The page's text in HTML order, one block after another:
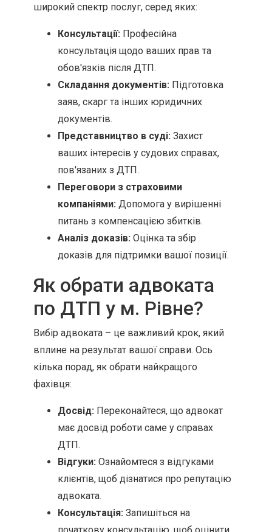
широкий спектр послуг, серед яких:
Консультації: Професійна
консультація щодо ваших прав та
обов'язків після ДТП.
Складання документів: Підготовка
заяв, скарг та інших юридичних
документів.
Представництво в суді: Захист
ваших інтересів у судових справах,
пов'язаних з ДТП.
Переговори з страховими
компаніями: Допомога у вирішенні
питань з компенсацією збитків.
Аналіз доказів: Оцінка та збір
доказів для підтримки вашої позиції.
Як обрати адвоката
по ДТП у м. Рівне?
Вибір адвоката – це важливий крок, який
вплине на результат вашої справи. Ось
кілька порад, як обрати найкращого
фахівця:
Досвід: Переконайтеся, що адвокат
має досвід роботи саме у справах
ДТП.
Відгуки: Ознайомтеся з відгуками
клієнтів, щоб дізнатися про репутацію
адвоката.
Консультація: Запишіться на